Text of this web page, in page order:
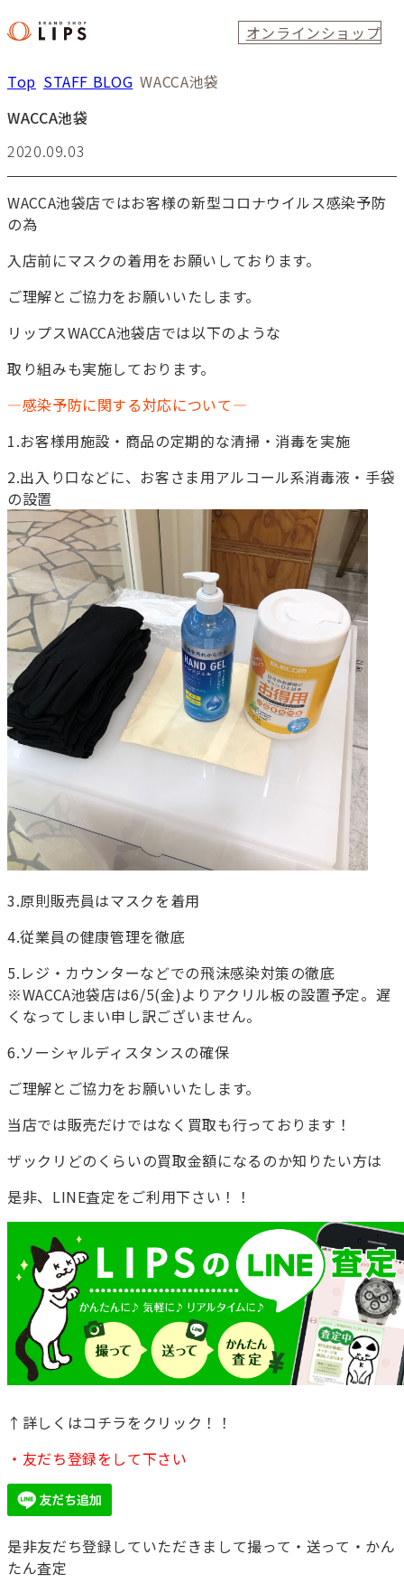
オンラインショップ
Top STAFF BLOG WACCA池袋
WACCA池袋
2020.09.03
WACCA池袋店ではお客様の新型コロナウイルス感染予防
の為
入店前にマスクの着用をお願いしております。
ご理解とご協力をお願いいたします。
リップスWACCA池袋店では以下のような
取り組みも実施しております。
―感染予防に関する対応について―
1.お客様用施設・商品の定期的な清掃・消毒を実施
2.出入り口などに、お客さま用アルコール系消毒液・手袋
の設置
3.原則販売員はマスクを着用
4.従業員の健康管理を徹底
5.レジ・カウンターなどでの飛沫感染対策の徹底
※WACCA池袋店は6/5(金)よりアクリル板の設置予定。遅
くなってしまい申し訳ございません。
6.ソーシャルディスタンスの確保
ご理解とご協力をお願いいたします。
当店では販売だけではなく買取も行っております！
ザックリどのくらいの買取金額になるのか知りたい方は
是非、LINE査定をご利用下さい！！
↑詳しくはコチラをクリック！！
・友だち登録をして下さい
是非友だち登録していただきまして撮って・送って・かん
たん査定